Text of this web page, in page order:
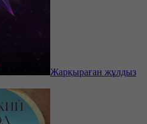
Жарқыраған жұлдыз